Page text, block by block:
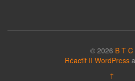
© 2026 B T C
Réactif II WordPress
↑